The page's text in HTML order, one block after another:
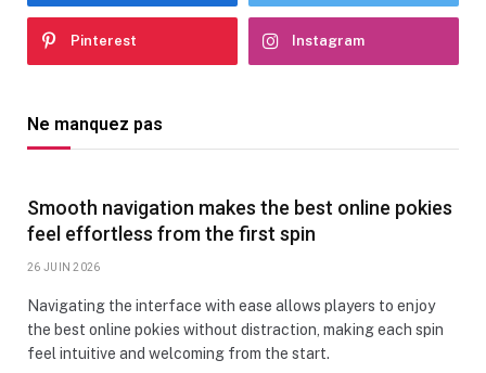
Pinterest Instagram
Ne manquez pas
Smooth navigation makes the best online pokies
feel effortless from the first spin
26 JUIN 2026
Navigating the interface with ease allows players to enjoy
the best online pokies without distraction, making each spin
feel intuitive and welcoming from the start.